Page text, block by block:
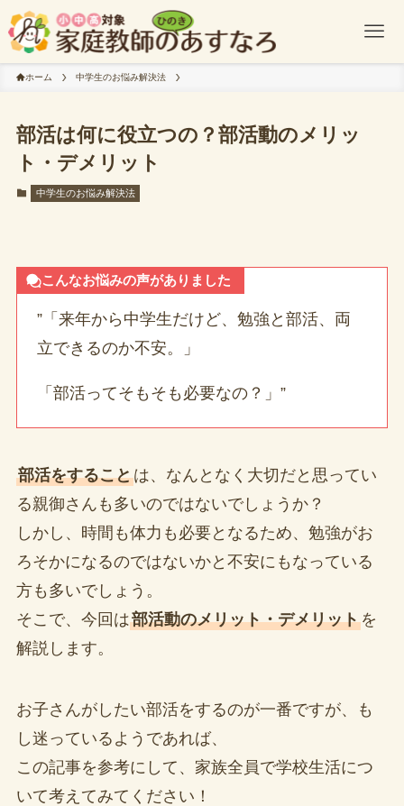
ホーム 中学生のお悩み解決法
部活は何に役立つの？部活動のメリッ
ト・デメリット
中学生のお悩み解決法
こんなお悩みの声がありました
”「来年から中学生だけど、勉強と部活、両
立できるのか不安。」
「部活ってそもそも必要なの？」”
部活をすることは、なんとなく大切だと思ってい
る親御さんも多いのではないでしょうか？
しかし、時間も体力も必要となるため、勉強がお
ろそかになるのではないかと不安にもなっている
方も多いでしょう。
そこで、今回は部活動のメリット・デメリットを
解説します。
お子さんがしたい部活をするのが一番ですが、も
し迷っているようであれば、
この記事を参考にして、家族全員で学校生活につ
いて考えてみてください！